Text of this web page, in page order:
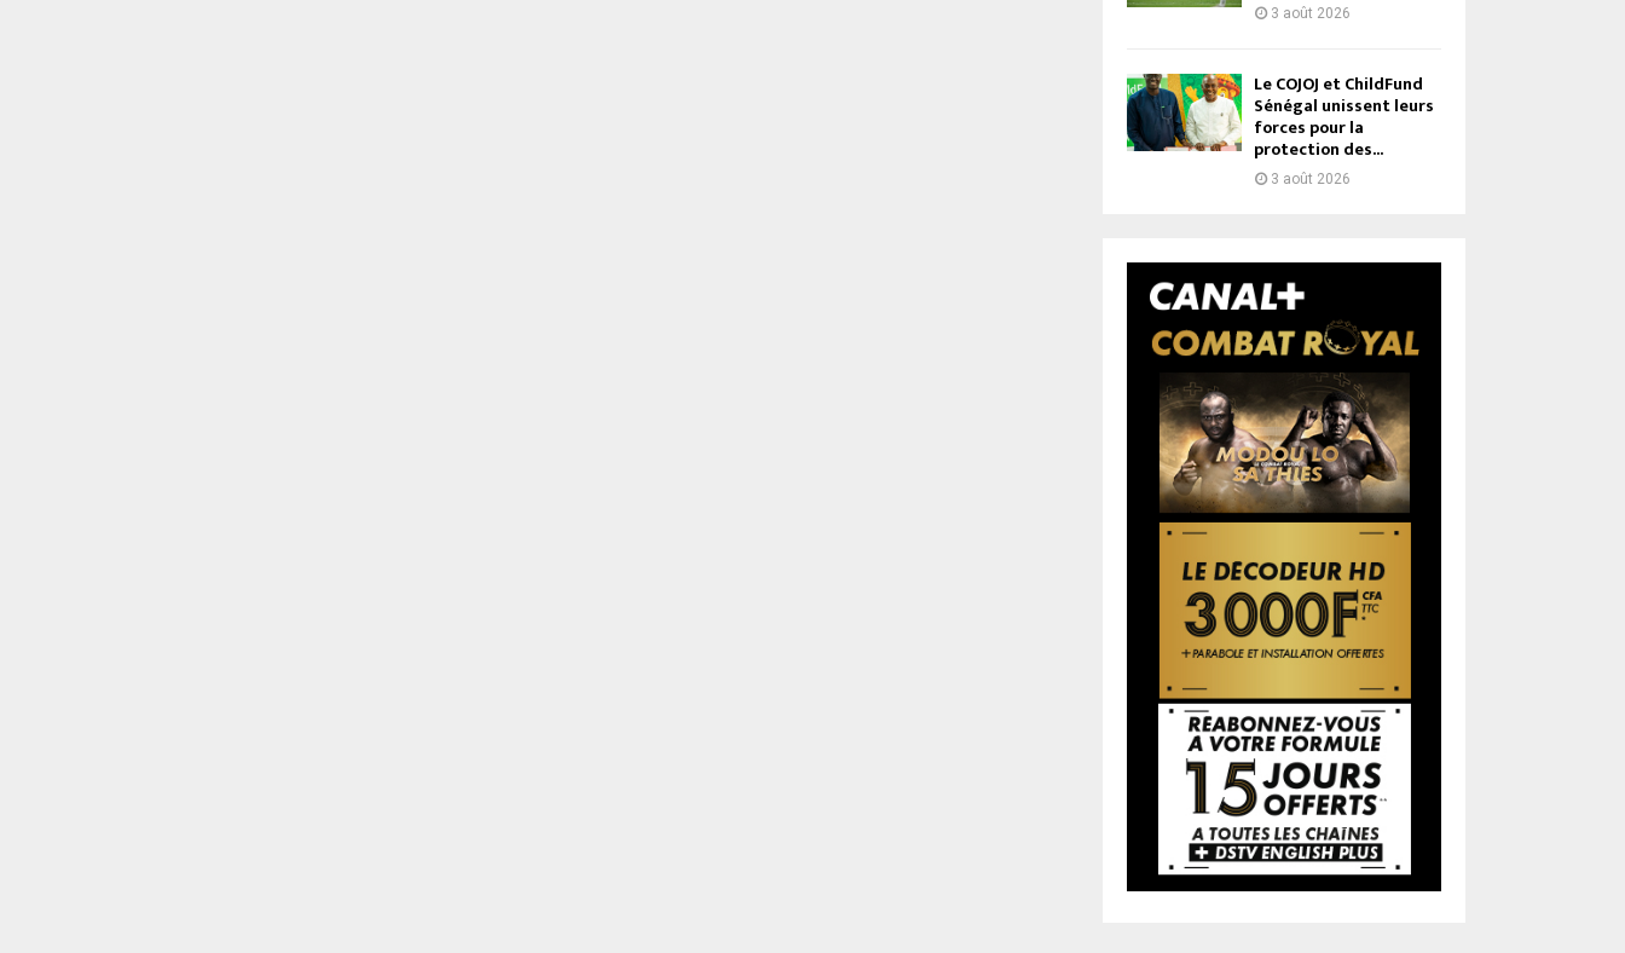
3 août 2026
Le COJOJ et ChildFund
Sénégal unissent leurs
forces pour la
protection des...
3 août 2026